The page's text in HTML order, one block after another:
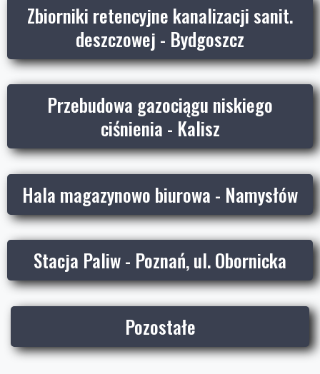
Zbiorniki retencyjne kanalizacji sanit.
deszczowej - Bydgoszcz
Przebudowa gazociągu niskiego
ciśnienia - Kalisz
Hala magazynowo biurowa - Namysłów
Stacja Paliw - Poznań, ul. Obornicka
Pozostałe